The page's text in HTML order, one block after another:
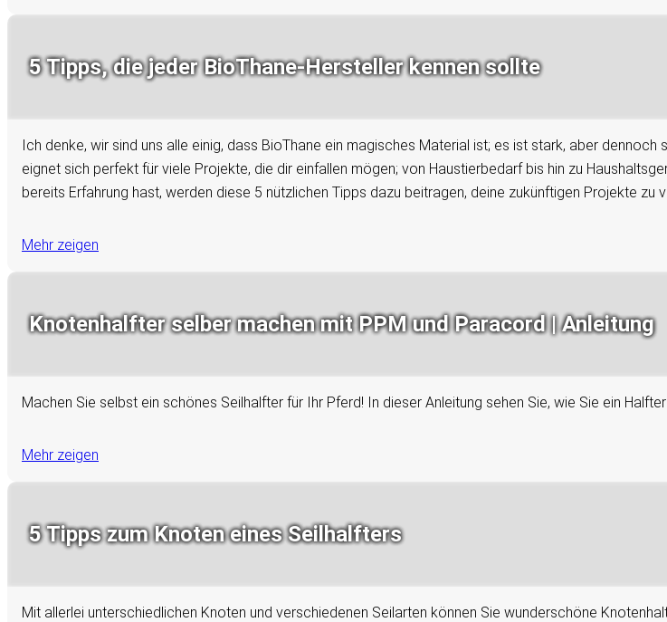
5 Tipps, die jeder BioThane-Hersteller kennen sollte
Ich denke, wir sind uns alle einig, dass BioThane ein magisches Material ist; es ist stark, aber
eignet sich perfekt für viele Projekte, die dir einfallen mögen; von Haustierbedarf bis hin zu
bereits Erfahrung hast, werden diese 5 nützlichen Tipps dazu beitragen, deine zukünftigen Projekte zu
Mehr zeigen
Knotenhalfter selber machen mit PPM und Paracord | Anleitung
Machen Sie selbst ein schönes Seilhalfter für Ihr Pferd! In dieser Anleitung sehen Sie, wie Sie ein
Mehr zeigen
5 Tipps zum Knoten eines Seilhalfters
Mit allerlei unterschiedlichen Knoten und verschiedenen Seilarten können Sie wunderschöne